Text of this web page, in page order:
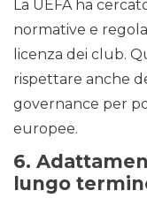
La UEFA ha
normative e
licenza dei club.
rispettare anche
governance per
europee.
6.
lungo